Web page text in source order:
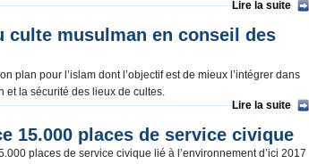
Lire la suite
culte musulman en conseil des
plan pour l’islam dont l’objectif est de mieux l’intégrer dans
et la sécurité des lieux de cultes.
Lire la suite
15.000 places de service civique
places de service civique lié à l’environnement d’ici 2017